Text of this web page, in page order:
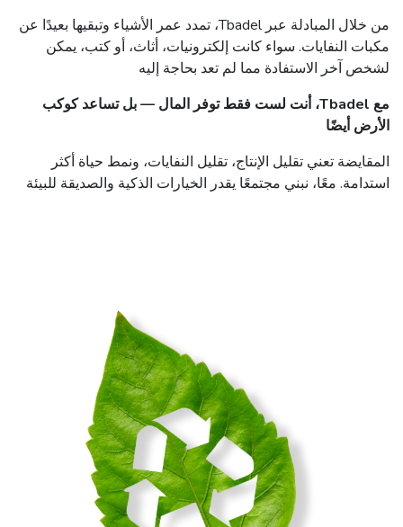
من خلال المبادلة عبر Tbadel، تمدد عمر الأشياء وتبقيها بعيدًا عن
مكبات النفايات. سواء كانت إلكترونيات، أثاث، أو كتب، يمكن
لشخص آخر الاستفادة مما لم تعد بحاجة إليه
مع Tbadel، أنت لست فقط توفر المال — بل تساعد كوكب
الأرض أيضًا
المقايضة تعني تقليل الإنتاج، تقليل النفايات، ونمط حياة أكثر
استدامة. معًا، نبني مجتمعًا يقدر الخيارات الذكية والصديقة للبيئة